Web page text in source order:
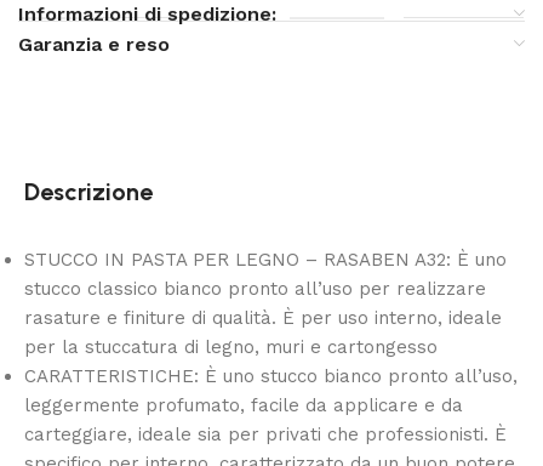
Informazioni di spedizione:
Garanzia e reso
Descrizione
STUCCO IN PASTA PER LEGNO – RASABEN A32: È uno
stucco classico bianco pronto all’uso per realizzare
rasature e finiture di qualità. È per uso interno, ideale
per la stuccatura di legno, muri e cartongesso
CARATTERISTICHE: È uno stucco bianco pronto all’uso,
leggermente profumato, facile da applicare e da
carteggiare, ideale sia per privati che professionisti. È